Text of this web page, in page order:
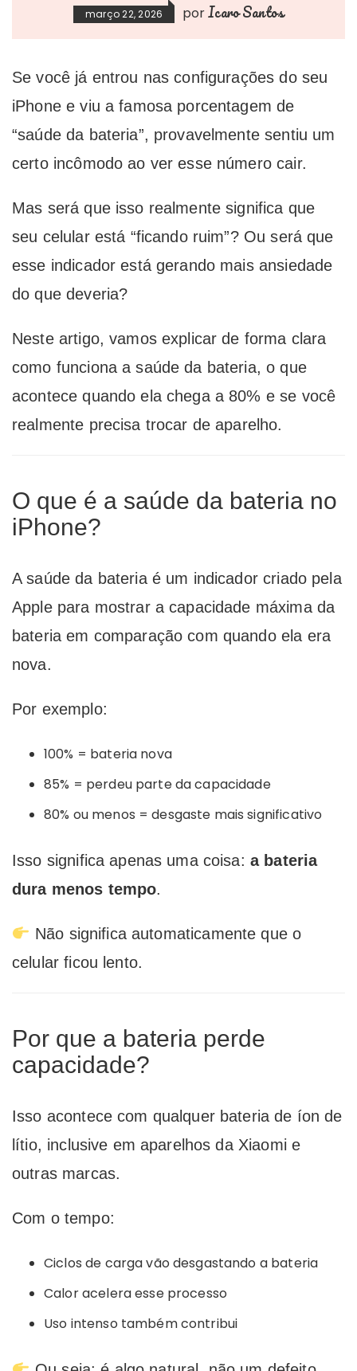
março 22, 2026 porIcaro Santos
Se você já entrou nas configurações do seu
iPhone e viu a famosa porcentagem de
“saúde da bateria”, provavelmente sentiu um
certo incômodo ao ver esse número cair.
Mas será que isso realmente significa que
seu celular está “ficando ruim”? Ou será que
esse indicador está gerando mais ansiedade
do que deveria?
Neste artigo, vamos explicar de forma clara
como funciona a saúde da bateria, o que
acontece quando ela chega a 80% e se você
realmente precisa trocar de aparelho.
O que é a saúde da bateria no
iPhone?
A saúde da bateria é um indicador criado pela
Applepara mostrar a capacidade máxima da
bateria em comparação com quando ela era
nova.
Por exemplo:
100% = bateria nova
85% = perdeu parte da capacidade
80% ou menos = desgaste mais significativo
Isso significa apenas uma coisa: a bateria
dura menos tempo.
Não significa automaticamente que o
celular ficou lento.
Por que a bateria perde
capacidade?
Isso acontece com qualquer bateria de íon de
lítio, inclusive em aparelhos da Xiaomi e
outras marcas.
Com o tempo:
Ciclos de carga vão desgastando a bateria
Calor acelera esse processo
Uso intenso também contribui